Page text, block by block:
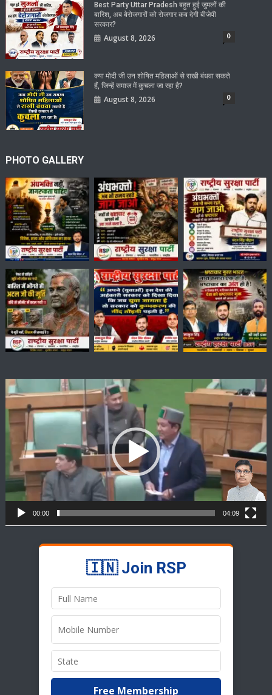
Best Party Uttar Pradesh बहुत हुई जुमलों की
बारिश, अब बेरोजगारों को रोजगार कब देगी बीजेपी
सरकार?
August 8, 2026 0
क्या मोदी जी उन शोषित महिलाओं से राखी बंधवा सकते
हैं, जिन्हें समाज में कुचला जा रहा है?
August 8, 2026 0
PHOTO GALLERY
Video
Player
00:00 04:09
🇮🇳 Join RSP
Free Membership